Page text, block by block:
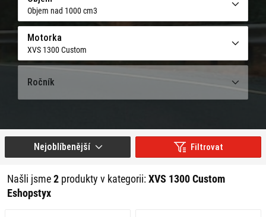
Objem nad 1000 cm3
Motorka
XVS 1300 Custom
Ročník
Filtrovat
Našli jsme2 produkty v kategorii:XVS 1300 Custom
Eshopstyx
Nejoblíbenější